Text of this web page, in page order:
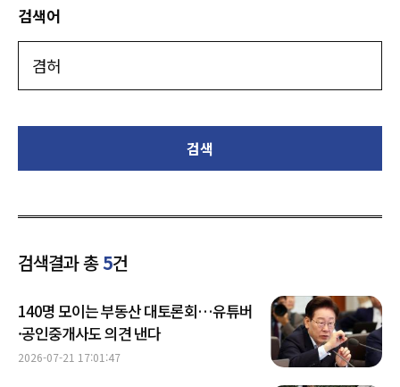
검색어
검색
검색결과 총5건
140명 모이는 부동산 대토론회…유튜버
·공인중개사도 의견 낸다
2026-07-21 17:01:47